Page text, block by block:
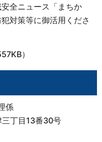
全ニュース「まちか
対策等に御活用くださ
）
係
丁目13番30号